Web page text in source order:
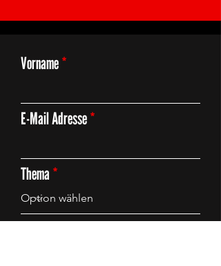
Vorname
E-Mail Adresse
Thema